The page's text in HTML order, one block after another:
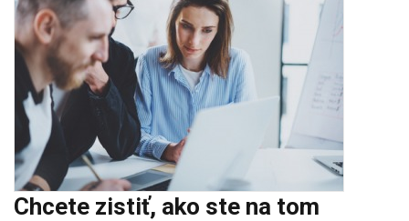
Chcete zistiť, ako ste na tom